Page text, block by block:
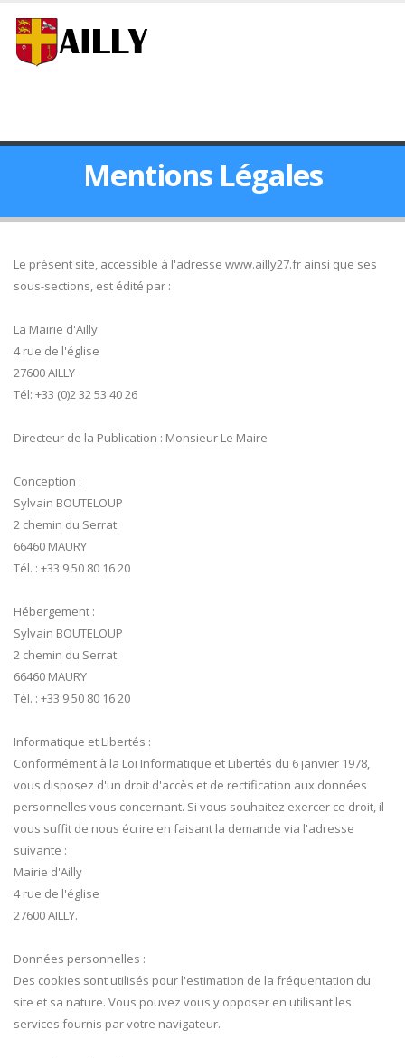
Mentions Légales
Le présent site, accessible à l'adresse www.ailly27.fr ainsi que ses
sous-sections, est édité par :
La Mairie d'Ailly
4 rue de l'église
27600 AILLY
Tél: +33 (0)2 32 53 40 26
Directeur de la Publication : Monsieur Le Maire
Conception :
Sylvain BOUTELOUP
2 chemin du Serrat
66460 MAURY
Tél. : +33 9 50 80 16 20
Hébergement :
Sylvain BOUTELOUP
2 chemin du Serrat
66460 MAURY
Tél. : +33 9 50 80 16 20
Informatique et Libertés :
Conformément à la Loi Informatique et Libertés du 6 janvier 1978,
vous disposez d'un droit d'accès et de rectification aux données
personnelles vous concernant. Si vous souhaitez exercer ce droit, il
vous suffit de nous écrire en faisant la demande via l'adresse
suivante :
Mairie d'Ailly
4 rue de l'église
27600 AILLY.
Données personnelles :
Des cookies sont utilisés pour l'estimation de la fréquentation du
site et sa nature. Vous pouvez vous y opposer en utilisant les
services fournis par votre navigateur.